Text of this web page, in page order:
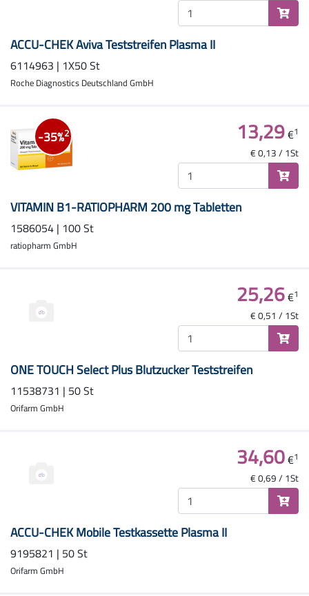
ACCU-CHEK Aviva Teststreifen Plasma II
6114963 | 1X50 St
Roche Diagnostics Deutschland GmbH
-35%2
VITAMIN B1-RATIOPHARM 200 mg Tabletten
1586054 | 100 St
ratiopharm GmbH
13,29€1
€ 0,13 / 1St
ONE TOUCH Select Plus Blutzucker Teststreifen
11538731 | 50 St
Orifarm GmbH
25,26€1
€ 0,51 / 1St
ACCU-CHEK Mobile Testkassette Plasma II
9195821 | 50 St
Orifarm GmbH
34,60€1
€ 0,69 / 1St